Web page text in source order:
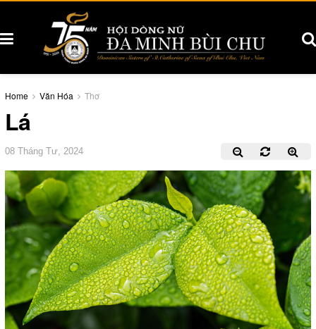
Home Văn Hóa Thơ
Lá
08 Tháng Tư, 2024